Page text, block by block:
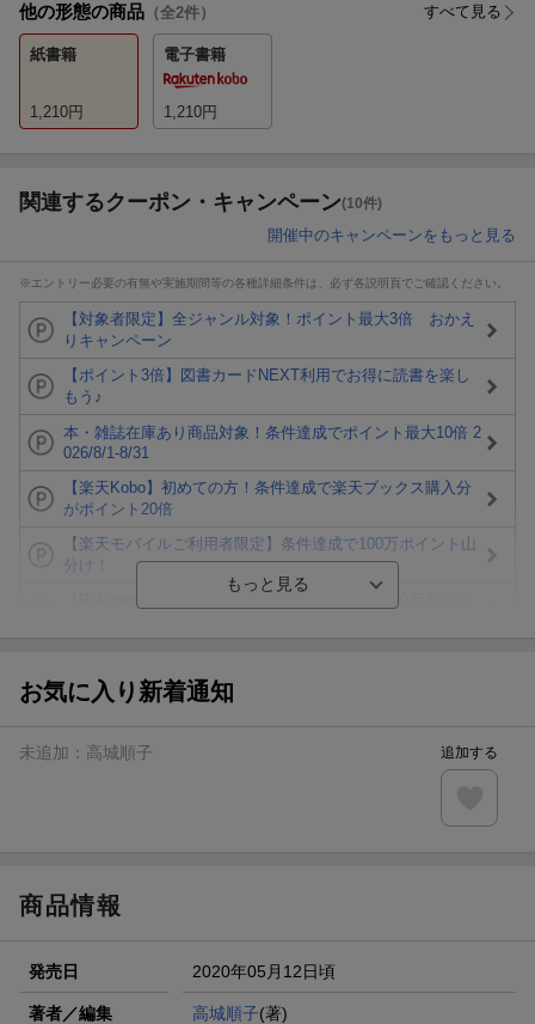
他の形態の商品 （全2件） すべて見る
紙書籍
1,210円
電子書籍
1,210円
関連するクーポン・キャンペーン(10件)
開催中のキャンペーンをもっと見る
※エントリー必要の有無や実施期間等の各種詳細条件は、必ず各説明頁でご確認ください。
【対象者限定】全ジャンル対象！ポイント最大3倍 おかえ
りキャンペーン
【ポイント3倍】図書カードNEXT利用でお得に読書を楽し
もう♪
本・雑誌在庫あり商品対象！条件達成でポイント最大10倍 2
026/8/1-8/31
【楽天Kobo】初めての方！条件達成で楽天ブックス購入分
がポイント20倍
【楽天モバイルご利用者限定】条件達成で100万ポイント山
分け！
が当たる！
楽天モバイル紹介キャンペーンの拡散で300円OFFクーポン
条件達成で楽天限定・宝塚歌劇 宙組貸切公演ペアチケット
お気に入り新着通知
未追加： 高城順子 追加する
商品情報
発売日 2020年05月12日頃
著者／編集 高城順子(著)